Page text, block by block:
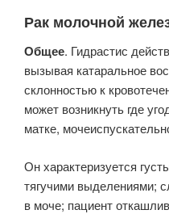
Рак молочной
Общее. Гидрастис
вызывая катаральное
склонностью к
может возникнуть где
матке,
Он характеризуется
тягучими выделениями;
в моче; пациент